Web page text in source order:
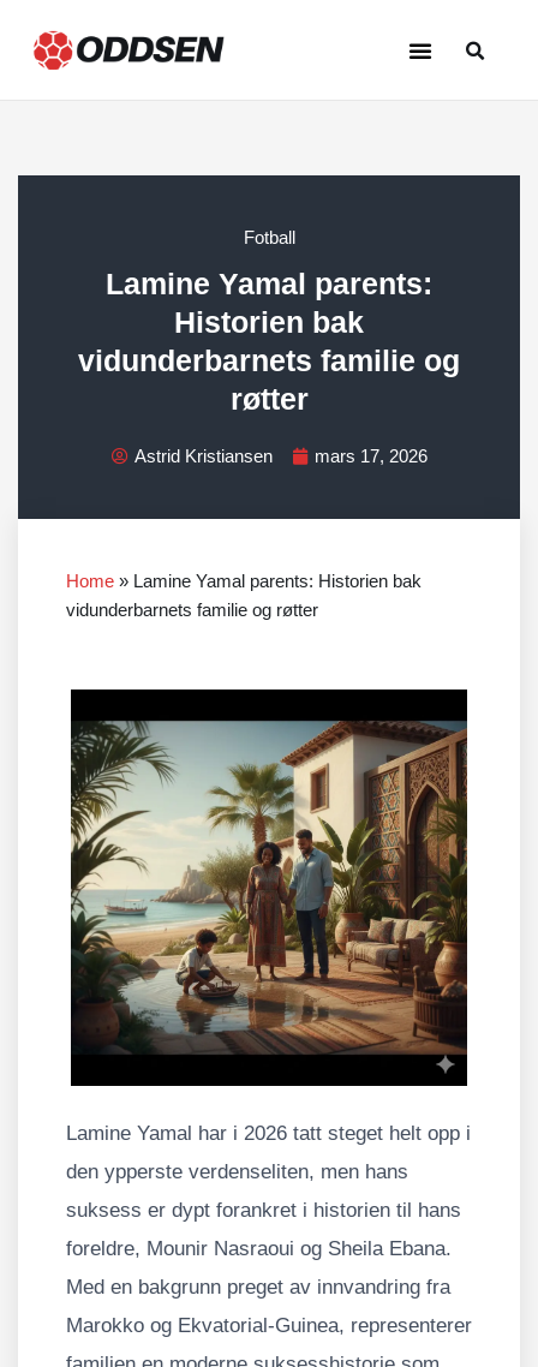
Hopp
Fotball
Lamine Yamal parents:
Historien bak
vidunderbarnets familie og
røtter
Astrid Kristiansen mars 17, 2026
Home » Lamine Yamal parents: Historien bak
vidunderbarnets familie og røtter
Lamine Yamal har i 2026 tatt steget helt opp i
den ypperste verdenseliten, men hans
suksess er dypt forankret i historien til hans
foreldre, Mounir Nasraoui og Sheila Ebana.
Med en bakgrunn preget av innvandring fra
Marokko og Ekvatorial-Guinea, representerer